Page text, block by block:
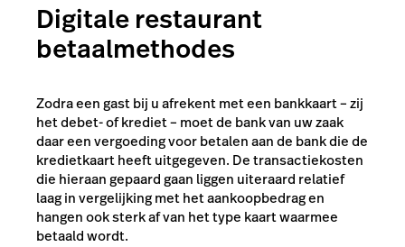
Digitale restaurant
betaalmethodes
Zodra een gast bij u afrekent met een bankkaart – zij
het debet- of krediet – moet de bank van uw zaak
daar een vergoeding voor betalen aan de bank die de
kredietkaart heeft uitgegeven. De transactiekosten
die hieraan gepaard gaan liggen uiteraard relatief
laag in vergelijking met het aankoopbedrag en
hangen ook sterk af van het type kaart waarmee
betaald wordt.